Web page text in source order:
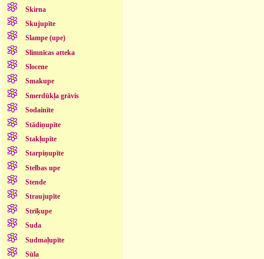
Skirna
Skujupīte
Slampe (upe)
Slimnīcas atteka
Slocene
Smakupe
Smerdūkļa grāvis
Sodainīte
Stādiņupīte
Stakļupīte
Starpiņupīte
Stelbas upe
Stende
Straujupīte
Strīķupe
Suda
Sudmaļupīte
Sūla